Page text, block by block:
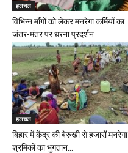
हलचल
विभिन्न माँगों को लेकर मनरेगा कर्मियों का
जंतर-मंतर पर धरना प्रदर्शन
हलचल
बिहार में केंद्र की बेरुखी से हजारों मनरेगा
श्रमिकों का भुगतान...